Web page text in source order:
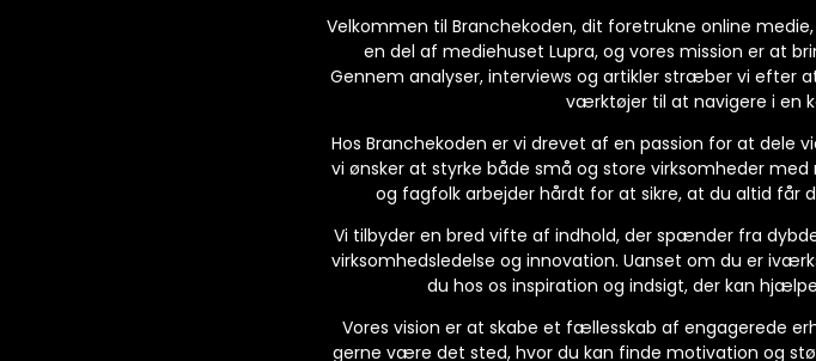
Velkommen til Branchekoden, dit foretrukne online
en del af mediehuset Lupra, og vores mission er at
Gennem analyser, interviews og artikler stræber vi efter
værktøjer til at navigere i en
Hos Branchekoden er vi drevet af en passion for at dele
vi ønsker at styrke både små og store virksomheder
og fagfolk arbejder hårdt for at sikre, at du altid får
Vi tilbyder en bred vifte af indhold, der spænder fra
virksomhedsledelse og innovation. Uanset om du er
du hos os inspiration og indsigt, der kan
Vores vision er at skabe et fællesskab af engagerede
gerne være det sted, hvor du kan finde motivation og